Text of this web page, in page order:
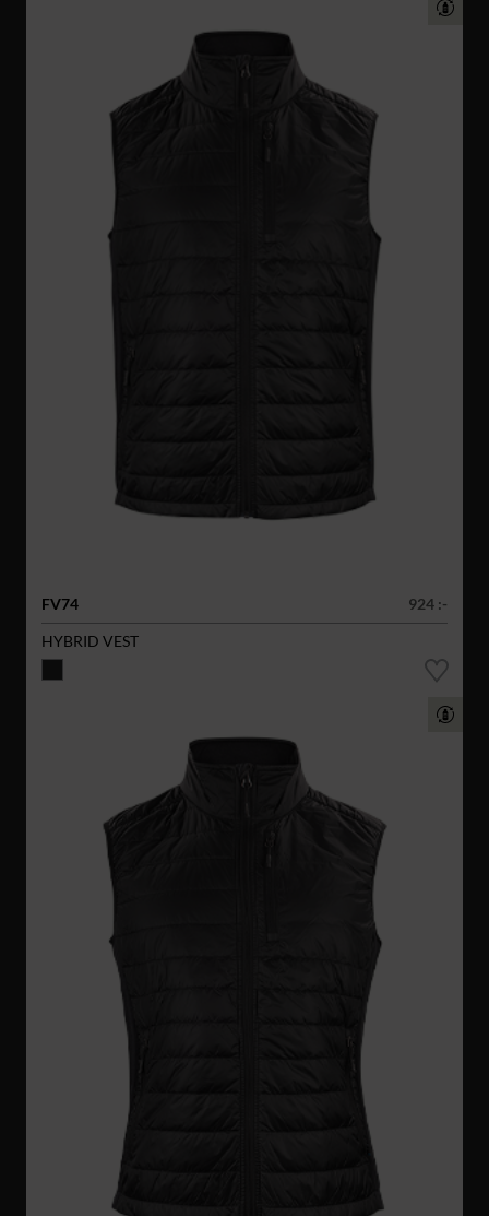
FV74
924 :-
HYBRID VEST